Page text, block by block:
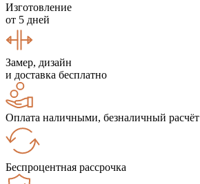
Изготовление
от 5 дней
Замер, дизайн
и доставка бесплатно
Оплата наличными, безналичный расчёт
Беспроцентная рассрочка